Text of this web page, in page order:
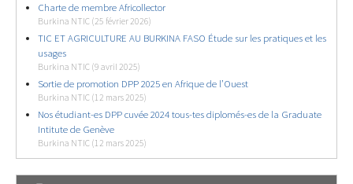
Charte de membre Africollector
Burkina NTIC (25 février 2026)
TIC ET AGRICULTURE AU BURKINA FASO Étude sur les pratiques et les
usages
Burkina NTIC (9 avril 2025)
Sortie de promotion DPP 2025 en Afrique de l’Ouest
Burkina NTIC (12 mars 2025)
Nos étudiant-es DPP cuvée 2024 tous-tes diplomés-es de la Graduate
Intitute de Genève
Burkina NTIC (12 mars 2025)